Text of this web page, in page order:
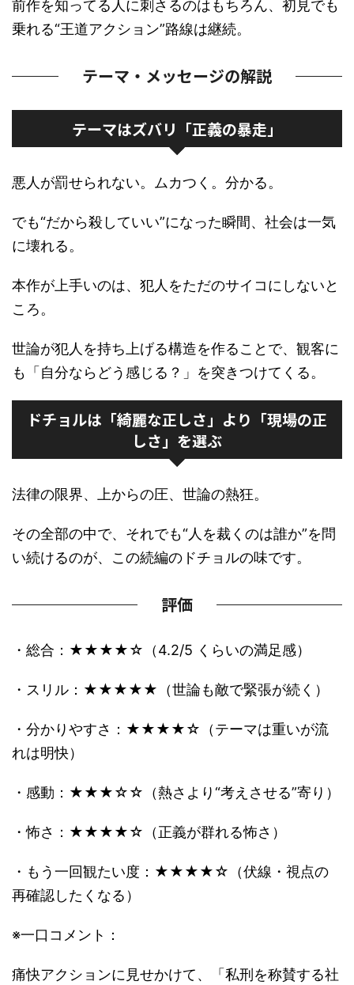
前作を知ってる人に刺さるのはもちろん、初見でも
乗れる“王道アクション”路線は継続。
テーマ・メッセージの解説
テーマはズバリ「正義の暴走」
悪人が罰せられない。ムカつく。分かる。
でも“だから殺していい”になった瞬間、社会は一気
に壊れる。
本作が上手いのは、犯人をただのサイコにしないと
ころ。
世論が犯人を持ち上げる構造を作ることで、観客に
も「自分ならどう感じる？」を突きつけてくる。
ドチョルは「綺麗な正しさ」より「現場の正
しさ」を選ぶ
法律の限界、上からの圧、世論の熱狂。
その全部の中で、それでも“人を裁くのは誰か”を問
い続けるのが、この続編のドチョルの味です。
評価
・総合：★★★★☆（4.2/5 くらいの満足感）
・スリル：★★★★★（世論も敵で緊張が続く）
・分かりやすさ：★★★★☆（テーマは重いが流
れは明快）
・感動：★★★☆☆（熱さより“考えさせる”寄り）
・怖さ：★★★★☆（正義が群れる怖さ）
・もう一回観たい度：★★★★☆（伏線・視点の
再確認したくなる）
※一口コメント：
痛快アクションに見せかけて、「私刑を称賛する社